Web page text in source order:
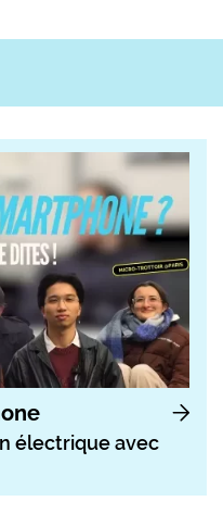
électrique avec